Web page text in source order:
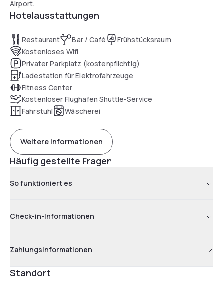
Airport.
Hotelausstattungen
Restaurant Bar / Café
Frühstücksraum
Kostenloses Wifi
Privater Parkplatz (kostenpflichtig)
Ladestation für Elektrofahrzeuge
Fitness Center
Kostenloser Flughafen Shuttle-Service
Fahrstuhl
Wäscherei
Weitere Informationen
Häufig gestellte Fragen
So funktioniert es
Check-in-Informationen
Zahlungsinformationen
Standort